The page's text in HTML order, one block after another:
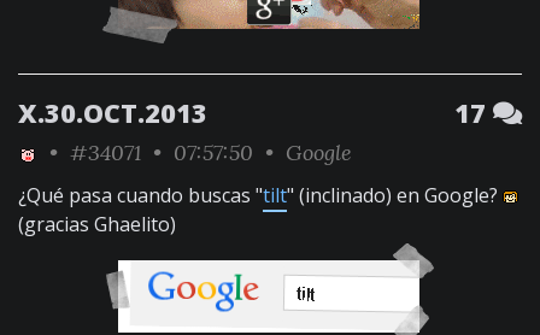
X.30.OCT.2013 17
• #34071 • 07:57:50 • Google
¿Qué pasa cuando buscas "tilt" (inclinado) en Google?
(gracias Ghaelito)